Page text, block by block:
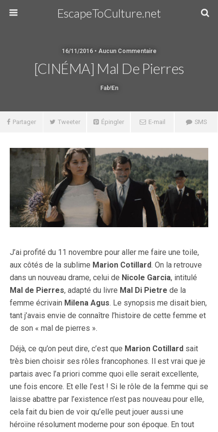
EscapeToCulture.net
16/11/2016 • Aucun Commentaire
[CINÉMA] Mal De Pierres
Fab!en
Partager Tweeter Épingler E-mail SMS
J’ai profité du 11 novembre pour aller me faire une toile,
aux côtés de la sublime Marion Cotillard. On la retrouve
dans un nouveau drame, celui de Nicole Garcia, intitulé
Mal de Pierres, adapté du livre Mal Di Pietre de la
femme écrivain Milena Agus. Le synopsis me disait bien,
tant j’avais envie de connaître l’histoire de cette femme et
de son « mal de pierres ».
Déjà, ce qu’on peut dire, c’est que Marion Cotillard sait
très bien choisir ses rôles francophones. Il est vrai que je
partais avec l’a priori comme quoi elle serait excellente,
une fois encore. Et elle l’est ! Si le rôle de la femme qui se
laisse abattre par l’existence n’est pas nouveau pour elle,
cela fait du bien de voir qu’elle peut jouer aussi une
héroïne résolument moderne pour son époque. En tout